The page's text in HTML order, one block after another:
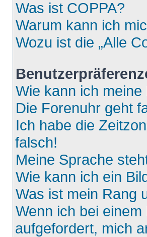
Was ist COPPA?
Warum kann ich
Wozu ist die „Alle
Wie kann ich
Die Forenuhr geht
Ich habe die
falsch!
Meine Sprache
Wie kann ich ein
Was ist mein Rang
Wenn ich bei
aufgefordert, mich